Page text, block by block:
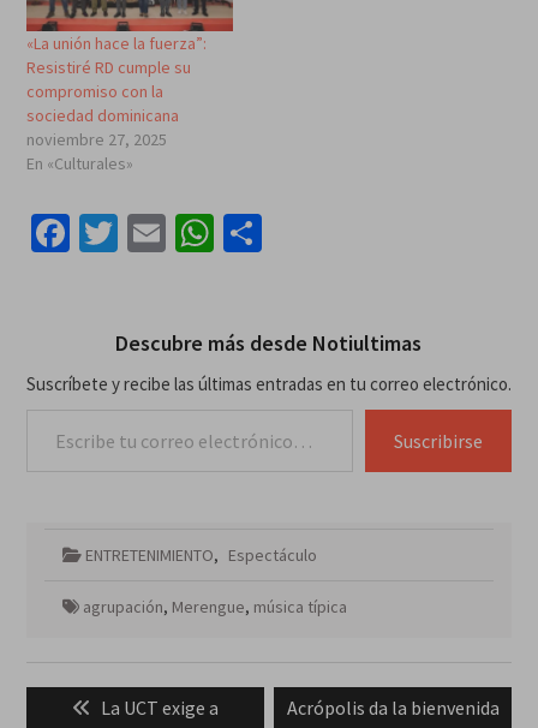
«La unión hace la fuerza”:
Resistiré RD cumple su
compromiso con la
sociedad dominicana
noviembre 27, 2025
En «Culturales»
Facebook
Twitter
EmailWhatsApp
Compartir
Descubre más desde Notiultimas
Suscríbete y recibe las últimas entradas en tu correo electrónico.
Suscribirse
ENTRETENIMIENTO, Espectáculo
agrupación, Merengue, música típica
Navegación
Previous
La UCT exige a
Next
Acrópolis da la bienvenida